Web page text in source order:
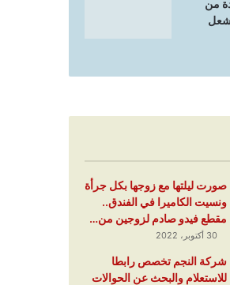
من
صورت ليلتها مع زوجها بكل جرأة
ونسيت الكاميرا في الفندق..
مقطع فيدو صادم لزوجين من…
30 أكتوبر، 2022
شركة النجم تخصص رابطا
للاستعلام والبحث عن الحوالات